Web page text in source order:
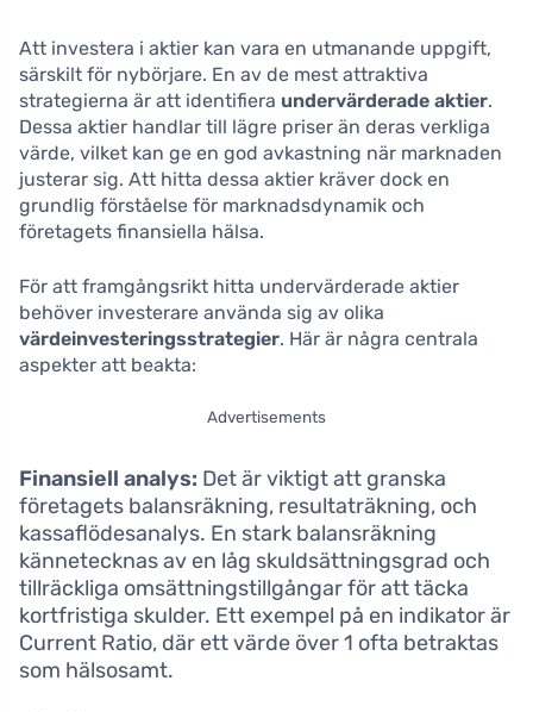
Att investera i aktier kan vara en utmanande uppgift,
särskilt för nybörjare. En av de mest attraktiva
strategierna är att identifiera undervärderade aktier.
Dessa aktier handlar till lägre priser än deras verkliga
värde, vilket kan ge en god avkastning när marknaden
justerar sig. Att hitta dessa aktier kräver dock en
grundlig förståelse för marknadsdynamik och
företagets finansiella hälsa.
För att framgångsrikt hitta undervärderade aktier
behöver investerare använda sig av olika
värdeinvesteringsstrategier. Här är några centrala
aspekter att beakta:
Advertisements
Finansiell analys: Det är viktigt att granska
företagets balansräkning, resultaträkning, och
kassaflödesanalys. En stark balansräkning
kännetecknas av en låg skuldsättningsgrad och
tillräckliga omsättningstillgångar för att täcka
kortfristiga skulder. Ett exempel på en indikator är
Current Ratio, där ett värde över 1 ofta betraktas
som hälsosamt.